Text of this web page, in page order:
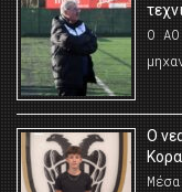
Ο ΑΟ
O